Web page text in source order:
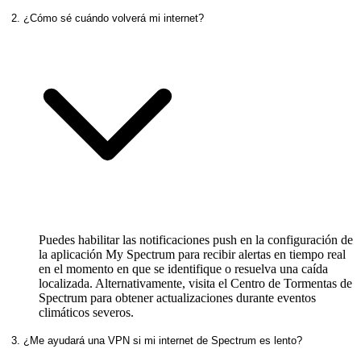
2. ¿Cómo sé cuándo volverá mi internet?
Puedes habilitar las notificaciones push en la configuración de
la aplicación My Spectrum para recibir alertas en tiempo real
en el momento en que se identifique o resuelva una caída
localizada. Alternativamente, visita el Centro de Tormentas de
Spectrum para obtener actualizaciones durante eventos
climáticos severos.
3. ¿Me ayudará una VPN si mi internet de Spectrum es lento?